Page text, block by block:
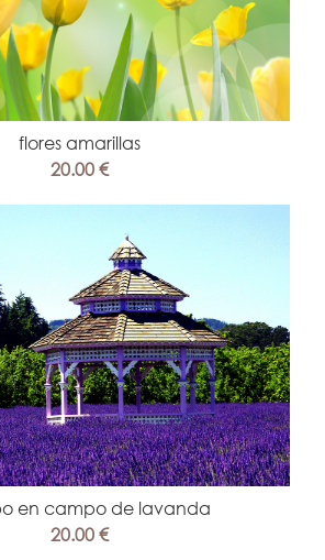
flores amarillas
20.00 €
en campo de lavanda
20.00 €